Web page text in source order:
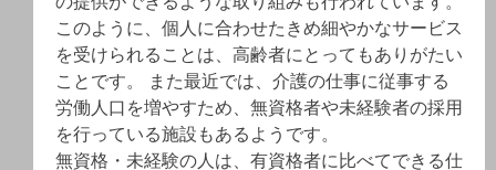
このように、個人に合わせたきめ細やかなサービス
を受けられることは、高齢者にとってもありがたい
ことです。 また最近では、介護の仕事に従事する
労働人口を増やすため、無資格者や未経験者の採用
を行っている施設もあるようです。
無資格・未経験の人は、有資格者に比べてできる仕